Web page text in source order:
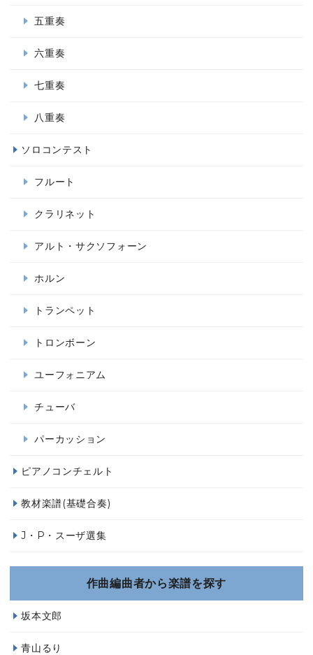
五重奏
六重奏
七重奏
八重奏
ソロコンテスト
フルート
クラリネット
アルト・サクソフォーン
ホルン
トランペット
トロンボーン
ユーフォニアム
チューバ
パーカッション
ピアノコンチェルト
教材楽譜(基礎合奏)
J・P・スーザ選集
作曲編曲者から楽譜を探す
坂本文郎
青山るり